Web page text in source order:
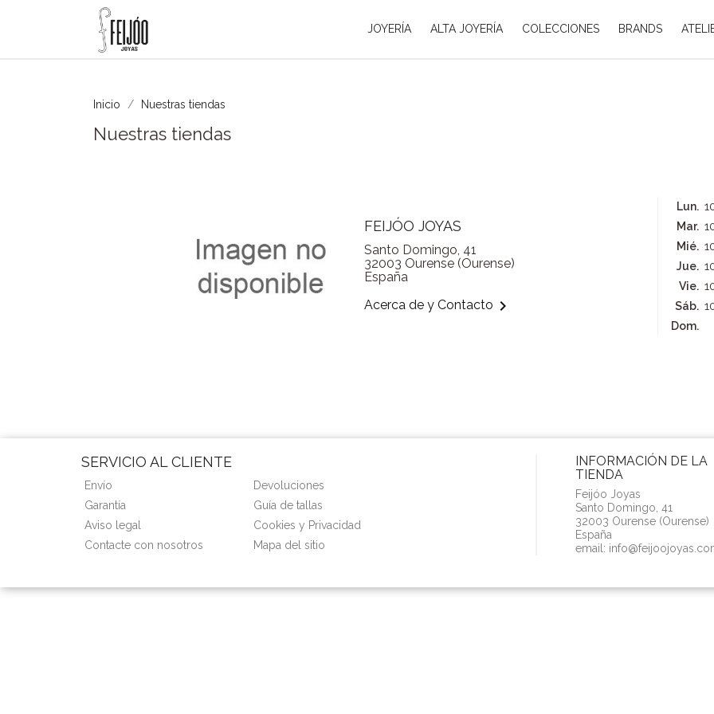
JOYERÍA ALTA JOYERÍA COLECCIONES BRANDS
Inicio Nuestras tiendas
Nuestras tiendas
FEIJÓO JOYAS
Santo Domingo, 41
32003 Ourense (Ourense)
España
Acerca de y Contacto 
Lun.
Mar.
Mié.
Jue.
Vie.
Sáb.
Dom.
SERVICIO AL CLIENTE
Envío
Devoluciones
Garantía
Guía de tallas
Aviso legal
Cookies y Privacidad
Contacte con nosotros
Mapa del sitio
INFORMACIÓN DE LA
TIENDA
Feijóo Joyas
Santo Domingo, 41
32003 Ourense (Ourense)
España
email: